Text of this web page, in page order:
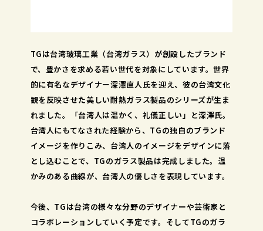
TGは台湾玻璃工業（台湾ガラス）が創設したブランド
で、豊かさを求める若い世代を対象にしています。世界
的に有名なデザイナー深澤直人氏を迎え、彼の台湾文化
観を反映させた美しい耐熱ガラス製品のシリーズが生ま
れました。「台湾人は温かく、礼儀正しい」と深澤氏。
台湾人にもてなされた経験から、TGの独自のブランド
イメージを作りこみ、台湾人のイメージをデザインに落
とし込むことで、TGのガラス製品は完成しました。温
かみのある曲線が、台湾人の優しさを表現しています。
今後、TGは台湾の様々な分野のデザイナーや芸術家と
コラボレーションしていく予定です。そしてTGのガラ